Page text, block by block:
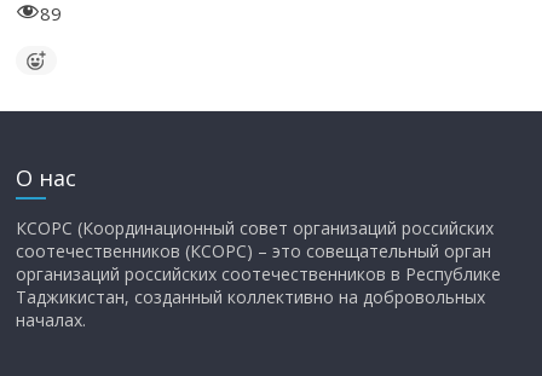
89
О нас
КСОРС (Координационный совет организаций российских
соотечественников (КСОРС) – это совещательный орган
организаций российских соотечественников в Республике
Таджикистан, созданный коллективно на добровольных
началах.